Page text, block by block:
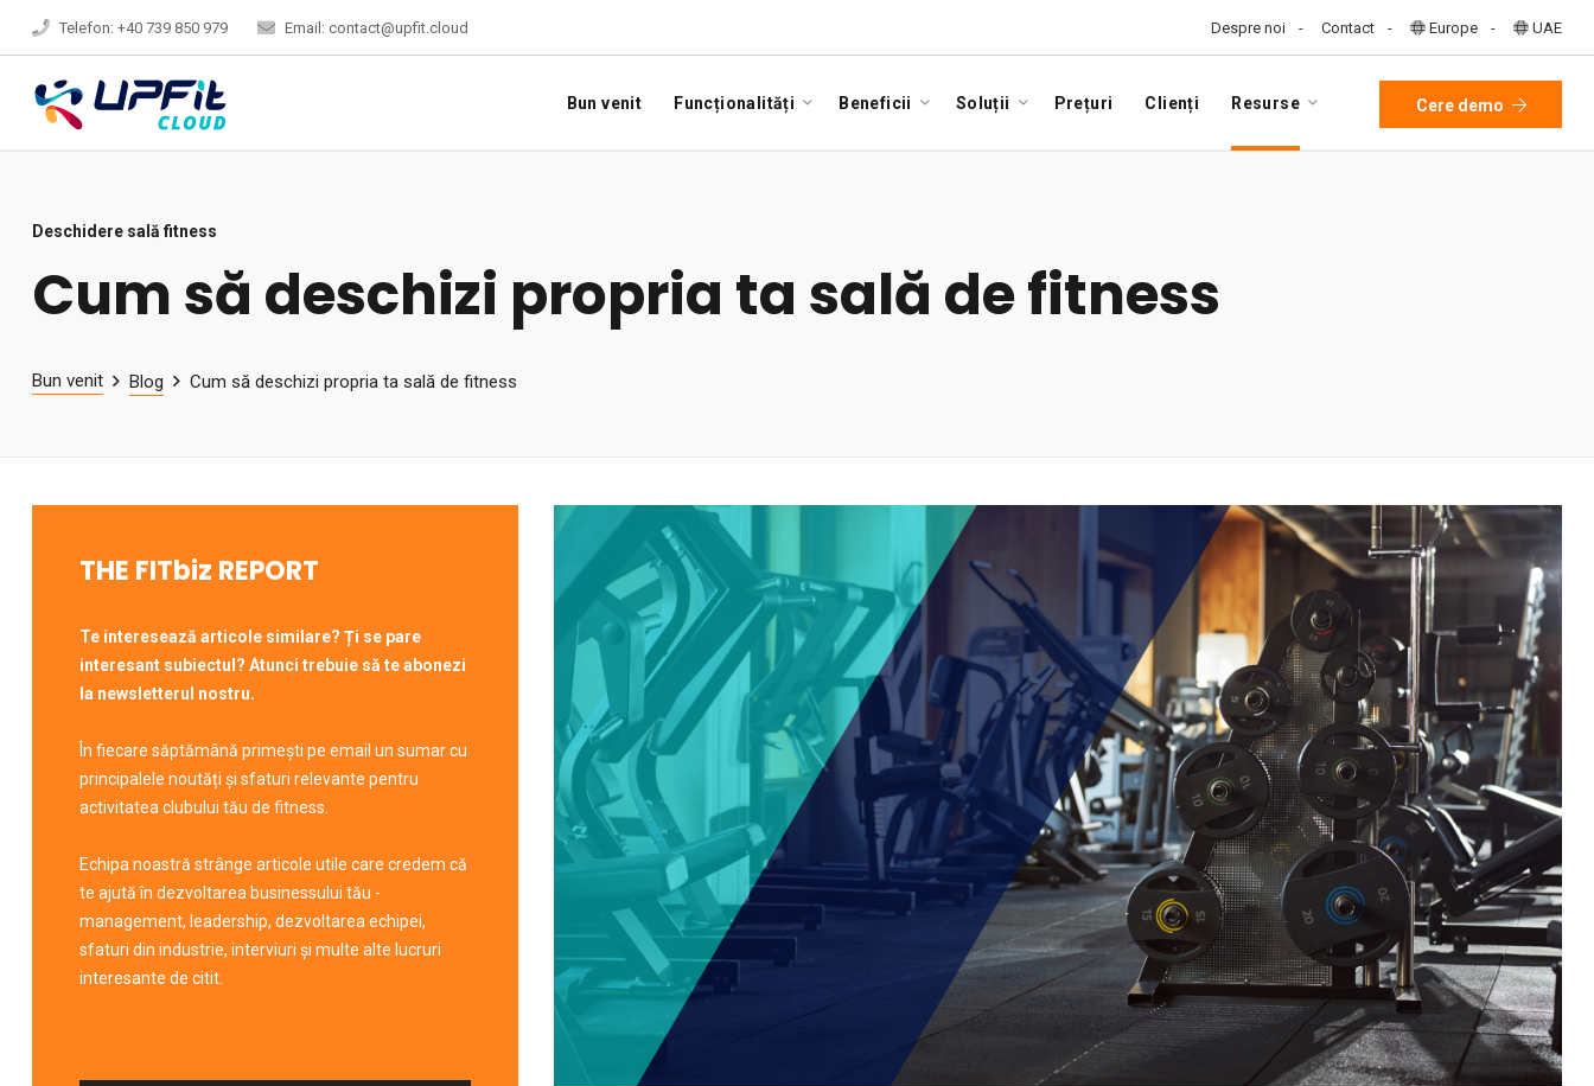
Telefon: +40 739 850 979 Email: contact@upfit.cloud Despre noi Contact Europe UAE
Bun venit Funcționalități Beneficii Soluții Prețuri Clienți Resurse Cere demo
Deschidere sală fitness
Cum să deschizi propria ta sală de fitness
Bun venit Blog Cum să deschizi propria ta sală de fitness
THE FITbiz REPORT
Te interesează articole similare? Ți se pare
interesant subiectul? Atunci trebuie să te abonezi
la newsletterul nostru.
În fiecare săptămână primești pe email un sumar cu
principalele noutăți și sfaturi relevante pentru
activitatea clubului tău de fitness.
Echipa noastră strânge articole utile care credem că
te ajută în dezvoltarea businessului tău -
management, leadership, dezvoltarea echipei,
sfaturi din industrie, interviuri și multe alte lucruri
interesante de citit.